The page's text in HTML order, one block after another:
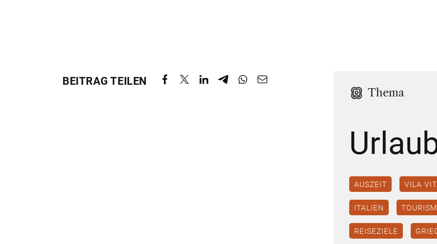
BEITRAG TEILEN
Thema
AUSZEIT VILA
ITALIEN
REISEZIELE